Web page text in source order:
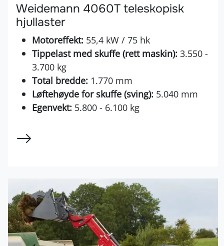
Weidemann 4060T teleskopisk
hjullaster
Motoreffekt: 55,4 kW / 75 hk
Tippelast med skuffe (rett maskin): 3.550 -
3.700 kg
Total bredde: 1.770 mm
Løftehøyde for skuffe (sving): 5.040 mm
Egenvekt: 5.800 - 6.100 kg